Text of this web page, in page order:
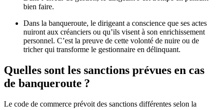
bien faire.
Dans la banqueroute, le dirigeant a conscience que ses actes
nuiront aux créanciers ou qu’ils visent à son enrichissement
personnel. C’est la preuve de cette volonté de nuire ou de
tricher qui transforme le gestionnaire en délinquant.
Quelles sont les sanctions prévues en cas
de banqueroute ?
Le code de commerce prévoit des sanctions différentes selon la